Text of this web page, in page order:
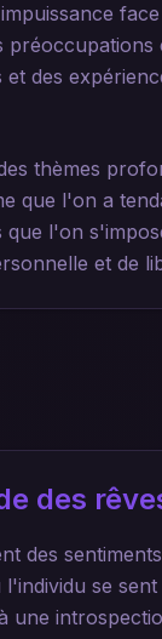
des
thèmes
que l'on a
l'on
et de
des
des
se
une